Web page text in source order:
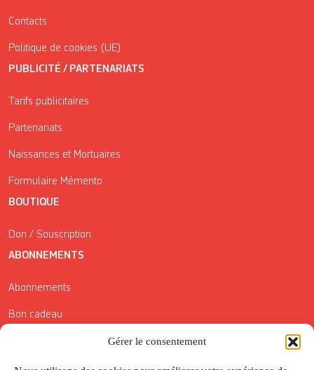
Gérer le consentement
Contacts
Politique de cookies (UE)
PUBLICITÉ / PARTENARIATS
Tarifs publicitaires
Partenariats
Naissances et Mortuaires
Formulaire Mémento
BOUTIQUE
Don / Souscription
ABONNEMENTS
Abonnements
Bon cadeau
Conditions générales de vente